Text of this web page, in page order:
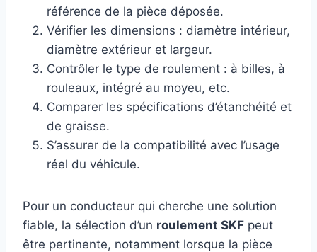
référence de la pièce déposée.
Vérifier les dimensions : diamètre intérieur,
diamètre extérieur et largeur.
Contrôler le type de roulement : à billes, à
rouleaux, intégré au moyeu, etc.
Comparer les spécifications d’étanchéité et
de graisse.
S’assurer de la compatibilité avec l’usage
réel du véhicule.
Pour un conducteur qui cherche une solution
fiable, la sélection d’un roulement SKF peut
être pertinente, notamment lorsque la pièce